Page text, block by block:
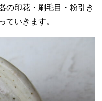
の印花・刷毛目・粉引き
ていきます。